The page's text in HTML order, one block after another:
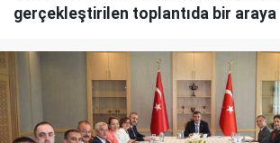
gerçekleştirilen toplantıda bir araya